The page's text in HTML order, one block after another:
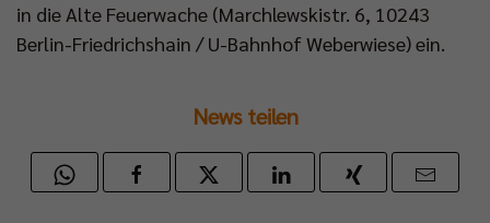
in die Alte Feuerwache (Marchlewskistr. 6, 10243
Berlin-Friedrichshain / U-Bahnhof Weberwiese) ein.
News teilen